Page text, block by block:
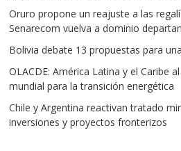
Oruro propone un reajuste a las
Senarecom vuelva a dominio
Bolivia debate 13 propuestas para
OLACDE: América Latina y el Caribe
mundial para la transición energética
Chile y Argentina reactivan tratado
inversiones y proyectos fronterizos